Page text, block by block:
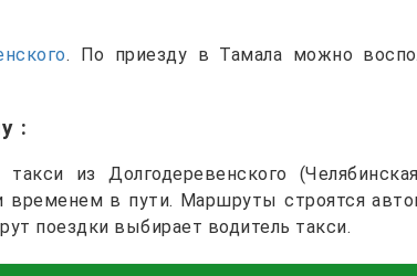
. По приезду в Тамала можно
:
из Долгодеревенского
временем в пути. Маршруты строятся
поездки выбирает водитель такси.